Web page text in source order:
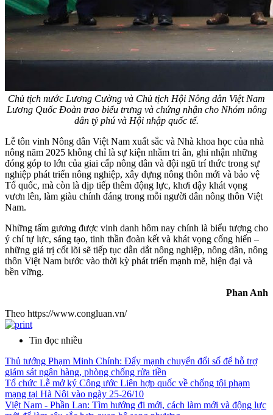
Chủ tịch nước Lương Cường và Chủ tịch Hội Nông dân Việt Nam
Lương Quốc Đoàn trao biểu trưng và chứng nhận cho Nhóm nông
dân tỷ phú và Hội nhập quốc tế.
Lễ tôn vinh Nông dân Việt Nam xuất sắc và Nhà khoa học của nhà
nông năm 2025 không chỉ là sự kiện nhằm tri ân, ghi nhận những
đóng góp to lớn của giai cấp nông dân và đội ngũ trí thức trong sự
nghiệp phát triển nông nghiệp, xây dựng nông thôn mới và bảo vệ
Tổ quốc, mà còn là dịp tiếp thêm động lực, khơi dậy khát vọng
vươn lên, làm giàu chính đáng trong mỗi người dân nông thôn Việt
Nam.
Những tấm gương được vinh danh hôm nay chính là biểu tượng cho
ý chí tự lực, sáng tạo, tinh thần đoàn kết và khát vọng cống hiến –
những giá trị cốt lõi sẽ tiếp tục dẫn dắt nông nghiệp, nông dân, nông
thôn Việt Nam bước vào thời kỳ phát triển mạnh mẽ, hiện đại và
bền vững.
Phan Anh
Theo https://www.congluan.vn/
Tin đọc nhiều
Thủ tướng Phạm Minh Chính: Đẩy mạnh chuyển đổi số để hỗ trợ
giám sát ngân hàng, phòng chống rửa tiền
Tổ chức Lễ mở ký Công ước Liên hợp quốc về chống tội phạm
mạng tại Hà Nội vào ngày 25-26/10
Việt Nam - Phần Lan: Tìm hướng đi mới, cách làm mới và động lực